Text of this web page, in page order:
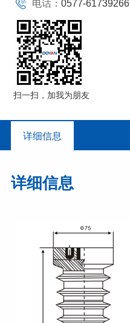
电话：0577-61739266
扫一扫，加我为朋友
详细信息
详细信息